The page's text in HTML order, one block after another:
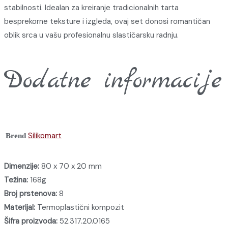
stabilnosti. Idealan za kreiranje tradicionalnih tarta
besprekorne teksture i izgleda, ovaj set donosi romantičan
oblik srca u vašu profesionalnu slastičarsku radnju.
Dodatne informacije
Brend Silikomart
Dimenzije: 80 x 70 x 20 mm
Težina: 168g
Broj prstenova: 8
Materijal: Termoplastični kompozit
Šifra proizvoda: 52.317.20.0165